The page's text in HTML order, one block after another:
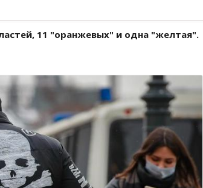
11 "оранжевых" и одна "желтая".